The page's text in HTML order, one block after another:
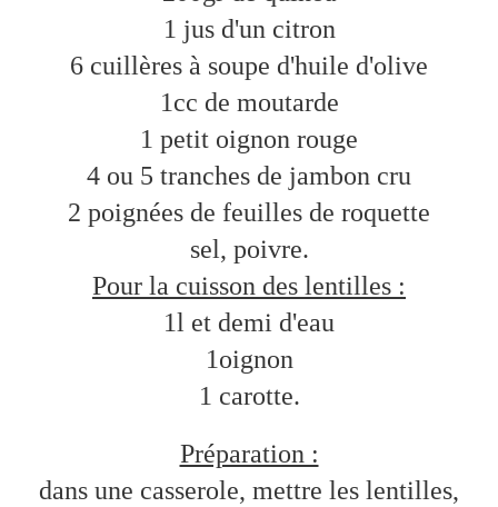
1 jus d'un citron
6 cuillères à soupe d'huile d'olive
1cc de moutarde
1 petit oignon rouge
4 ou 5 tranches de jambon cru
2 poignées de feuilles de roquette
sel, poivre.
Pour la cuisson des lentilles :
1l et demi d'eau
1oignon
1 carotte.
Préparation :
dans une casserole, mettre les lentilles,